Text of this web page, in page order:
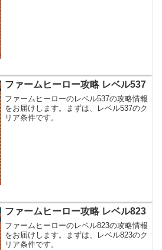
ファームヒーロー攻略 レベル537
ファームヒーローのレベル537の攻略情報
をお届けします。まずは、レベル537のク
リア条件です。
ファームヒーロー攻略 レベル823
ファームヒーローのレベル823の攻略情報
をお届けします。まずは、レベル823のク
リア条件です。